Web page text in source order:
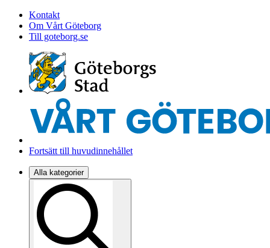
Kontakt
Om Vårt Göteborg
Till goteborg.se
Fortsätt till huvudinnehållet
Alla kategorier